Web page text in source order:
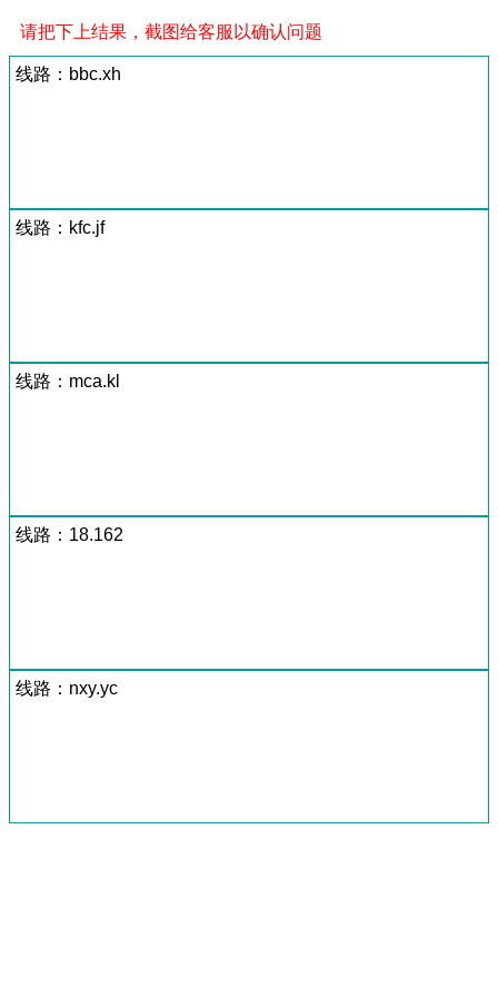
请把下上结果，截图给客服以确认问题
线路：bbc.xh
线路：kfc.jf
线路：mca.kl
线路：18.162
线路：nxy.yc